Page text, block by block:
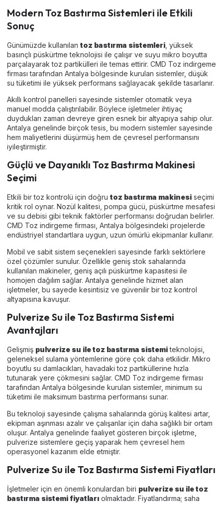
Modern Toz Bastırma Sistemleri ile Etkili
Sonuç
Günümüzde kullanılan toz bastırma sistemleri , yüksek
basınçlı püskürtme teknolojisi ile çalışır ve suyu mikro boyutta
parçalayarak toz partikülleri ile temas ettirir. CMD Toz indirgeme
firması tarafından Antalya bölgesinde kurulan sistemler, düşük
su tüketimi ile yüksek performans sağlayacak şekilde tasarlanır.
Akıllı kontrol panelleri sayesinde sistemler otomatik veya
manuel modda çalıştırılabilir. Böylece işletmeler ihtiyaç
duydukları zaman devreye giren esnek bir altyapıya sahip olur.
Antalya genelinde birçok tesis, bu modern sistemler sayesinde
hem maliyetlerini düşürmüş hem de çevresel performansını
iyileştirmiştir.
Güçlü ve Dayanıklı Toz Bastırma Makinesi
Seçimi
Etkili bir toz kontrolü için doğru toz bastırma makinesi seçimi
kritik rol oynar. Nozül kalitesi, pompa gücü, püskürtme mesafesi
ve su debisi gibi teknik faktörler performansı doğrudan belirler.
CMD Toz indirgeme firması, Antalya bölgesindeki projelerde
endüstriyel standartlara uygun, uzun ömürlü ekipmanlar kullanır.
Mobil ve sabit sistem seçenekleri sayesinde farklı sektörlere
özel çözümler sunulur. Özellikle geniş stok sahalarında
kullanılan makineler, geniş açılı püskürtme kapasitesi ile
homojen dağılım sağlar. Antalya genelinde hizmet alan
işletmeler, bu sayede kesintisiz ve güvenilir bir toz kontrol
altyapısına kavuşur.
Pulverize Su ile Toz Bastırma Sistemi
Avantajları
Gelişmiş pulverize su ile toz bastırma sistemiteknolojisi,
geleneksel sulama yöntemlerine göre çok daha etkilidir. Mikro
boyutlu su damlacıkları, havadaki toz partiküllerine hızla
tutunarak yere çökmesini sağlar. CMD Toz indirgeme firması
tarafından Antalya bölgesinde kurulan sistemler, minimum su
tüketimi ile maksimum bastırma performansı sunar.
Bu teknoloji sayesinde çalışma sahalarında görüş kalitesi artar,
ekipman aşınması azalır ve çalışanlar için daha sağlıklı bir ortam
oluşur. Antalya genelinde faaliyet gösteren birçok işletme,
pulverize sistemlere geçiş yaparak hem çevresel hem
operasyonel kazanım elde etmiştir.
Pulverize Su ile Toz Bastırma Sistemi Fiyatları
İşletmeler için en önemli konulardan biri pulverize su ile toz
bastırma sistemi fiyatları olmaktadır. Fiyatlandırma; saha